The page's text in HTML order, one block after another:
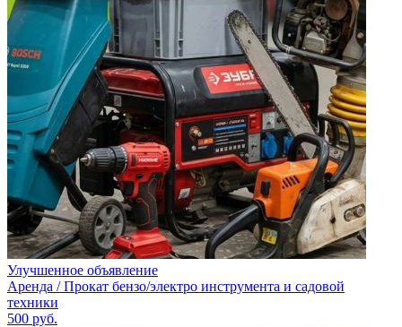
Улучшенное объявление
Аренда / Прокат бензо/электро инструмента и садовой
техники
500 руб.